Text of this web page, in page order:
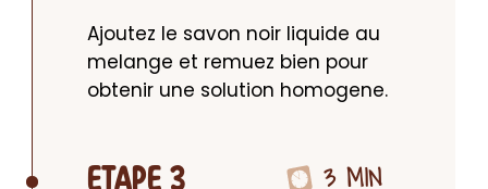
Ajoutez le savon noir liquide au
melange et remuez bien pour
obtenir une solution homogene.
ETAPE 3 3 MIN